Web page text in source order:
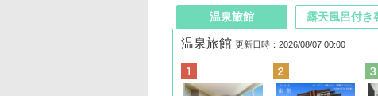
温泉旅館
温泉旅館 更新日時：2026/08/07 00:00
露天風呂付き